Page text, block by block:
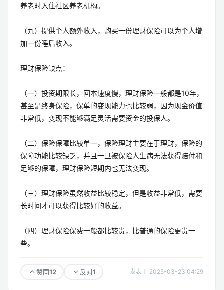
养老时入住社区养老机构。
（九）提供个人额外收入，购买一份理财保险可以为个人增
加一份睡后收入。
理财保险缺点：
（一）投资期限长，回本速度慢，理财保险一般都是10年，
甚至是终身保险，保单的变现能力也比较弱，因为现金价值
非常低，变现不能够满足灵活需要资金的投保人。
（二）保险保障比较单一，保险理财主要在于理财，保险的
保障功能比较缺乏，并且一旦被保险人生病无法获得赔付和
足够的保障，理财保险短期内也无法变现。
（三）理财保险虽然收益比较稳定，但是收益非常低，需要
长时间才可以获得比较好的收益。
（四）理财保险保费一般都比较贵，比普通的保险更贵一
些。
赞同12 反对1 发表于 2025-03-23 04:29